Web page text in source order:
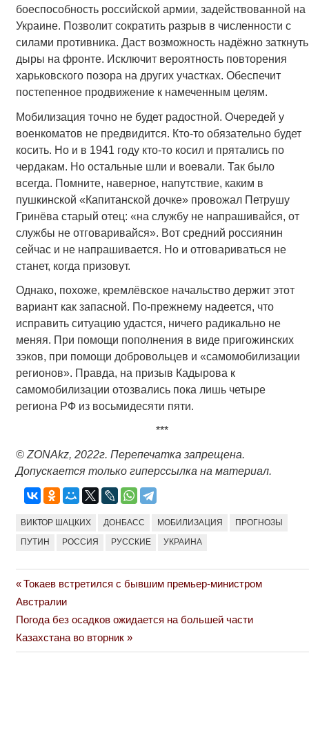
боеспособность российской армии, задействованной на
Украине. Позволит сократить разрыв в численности с
силами противника. Даст возможность надёжно заткнуть
дыры на фронте. Исключит вероятность повторения
харьковского позора на других участках. Обеспечит
постепенное продвижение к намеченным целям.
Мобилизация точно не будет радостной. Очередей у
военкоматов не предвидится. Кто-то обязательно будет
косить. Но и в 1941 году кто-то косил и прятались по
чердакам. Но остальные шли и воевали. Так было
всегда. Помните, наверное, напутствие, каким в
пушкинской «Капитанской дочке» провожал Петрушу
Гринёва старый отец: «на службу не напрашивайся, от
службы не отговаривайся». Вот средний россиянин
сейчас и не напрашивается. Но и отговариваться не
станет, когда призовут.
Однако, похоже, кремлёвское начальство держит этот
вариант как запасной. По-прежнему надеется, что
исправить ситуацию удастся, ничего радикально не
меняя. При помощи пополнения в виде пригожинских
зэков, при помощи добровольцев и «самомобилизации
регионов». Правда, на призыв Кадырова к
самомобилизации отозвались пока лишь четыре
региона РФ из восьмидесяти пяти.
***
© ZONAkz, 2022г. Перепечатка запрещена.
Допускается только гиперссылка на материал.
ВИКТОР ШАЦКИХ ДОНБАСС МОБИЛИЗАЦИЯ ПРОГНОЗЫ
ПУТИН РОССИЯ РУССКИЕ УКРАИНА
Навигация
по
записям
Previous
Post:
Токаев встретился с бывшим премьер-министром
Австралии
Next
Post:
Погода без осадков ожидается на большей части
Казахстана во вторник